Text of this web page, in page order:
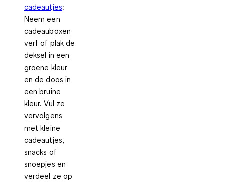
cadeautjes:
Neem een
cadeauboxen
verf of plak de
deksel in een
groene kleur
en de doos in
een bruine
kleur. Vul ze
vervolgens
met kleine
cadeautjes,
snacks of
snoepjes en
verdeel ze op